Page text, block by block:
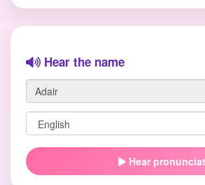
Hear the name
Hear